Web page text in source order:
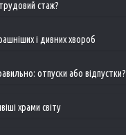
стаж?
і дивних хвороб
отпуски або відпустки?
храми світу